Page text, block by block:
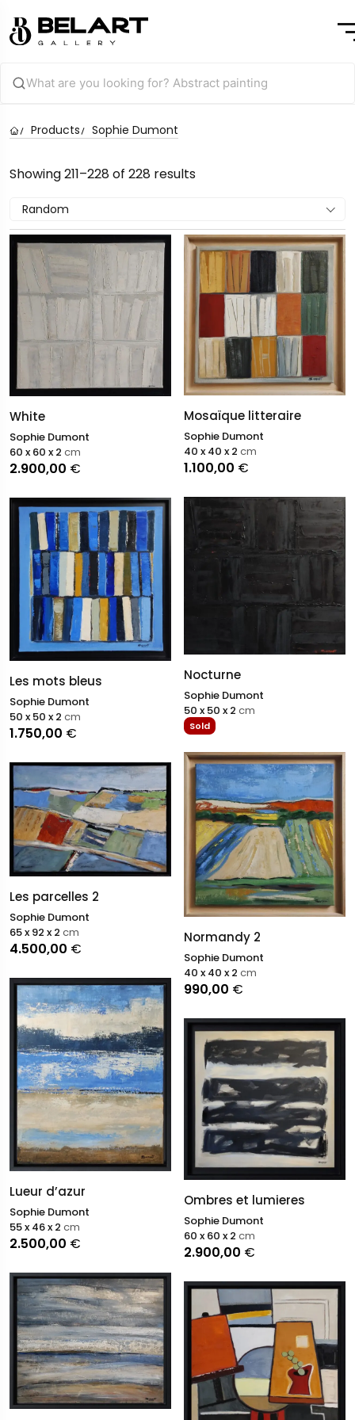
Products Sophie Dumont
Showing 211–228 of 228 results
Random
White
Sophie Dumont
2.900,00 €
60 x 60 x 2 cm
Les mots bleus
Sophie Dumont
1.750,00 €
50 x 50 x 2 cm
Les parcelles 2
Sophie Dumont
4.500,00 €
65 x 92 x 2 cm
Lueur d’azur
Sophie Dumont
2.500,00 €
55 x 46 x 2 cm
Mosaïque litteraire
Sophie Dumont
1.100,00 €
40 x 40 x 2 cm
Nocturne
Sophie Dumont
Sold
50 x 50 x 2 cm
Normandy 2
Sophie Dumont
990,00 €
40 x 40 x 2 cm
Ombres et lumieres
Sophie Dumont
2.900,00 €
60 x 60 x 2 cm